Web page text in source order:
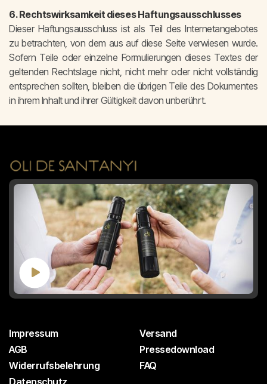
6. Rechtswirksamkeit dieses Haftungsausschlusses
Dieser Haftungsausschluss ist als Teil des Internetangebotes
zu betrachten, von dem aus auf diese Seite verwiesen wurde.
Sofern Teile oder einzelne Formulierungen dieses Textes der
geltenden Rechtslage nicht, nicht mehr oder nicht vollständig
entsprechen sollten, bleiben die übrigen Teile des Dokumentes
in ihrem Inhalt und ihrer Gültigkeit davon unberührt.

Impressum
AGB
Widerrufsbelehrung
Datenschutz
Versand
Pressedownload
FAQ